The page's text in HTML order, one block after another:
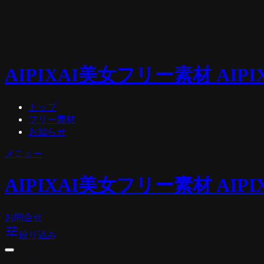
AIPIXAI美女フリー素材
トップ
フリー素材
お知らせ
メニュー
AIPIXAI美女フリー素材
お問合せ
tune絞り込み